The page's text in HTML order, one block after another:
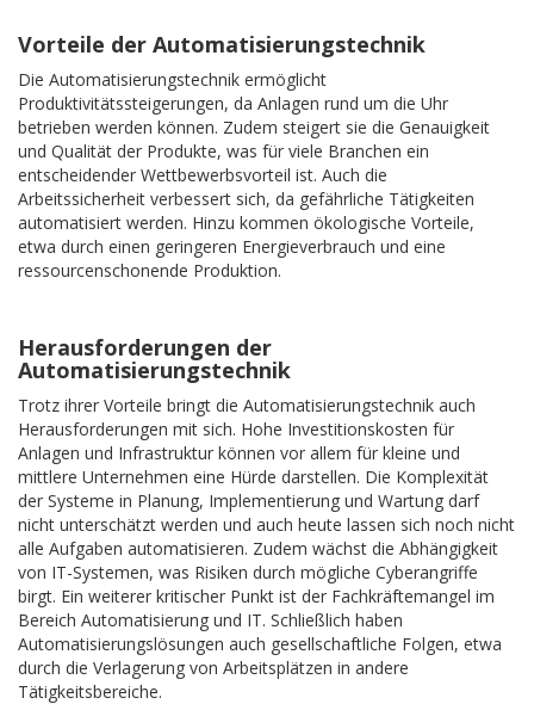
Vorteile der Automatisierungstechnik
Die Automatisierungstechnik ermöglicht
Produktivitätssteigerungen, da Anlagen rund um die Uhr
betrieben werden können. Zudem steigert sie die Genauigkeit
und Qualität der Produkte, was für viele Branchen ein
entscheidender Wettbewerbsvorteil ist. Auch die
Arbeitssicherheit verbessert sich, da gefährliche Tätigkeiten
automatisiert werden. Hinzu kommen ökologische Vorteile,
etwa durch einen geringeren Energieverbrauch und eine
ressourcenschonende Produktion.
Herausforderungen der
Automatisierungstechnik
Trotz ihrer Vorteile bringt die Automatisierungstechnik auch
Herausforderungen mit sich. Hohe Investitionskosten für
Anlagen und Infrastruktur können vor allem für kleine und
mittlere Unternehmen eine Hürde darstellen. Die Komplexität
der Systeme in Planung, Implementierung und Wartung darf
nicht unterschätzt werden und auch heute lassen sich noch nicht
alle Aufgaben automatisieren. Zudem wächst die Abhängigkeit
von IT-Systemen, was Risiken durch mögliche Cyberangriffe
birgt. Ein weiterer kritischer Punkt ist der Fachkräftemangel im
Bereich Automatisierung und IT. Schließlich haben
Automatisierungslösungen auch gesellschaftliche Folgen, etwa
durch die Verlagerung von Arbeitsplätzen in andere
Tätigkeitsbereiche.